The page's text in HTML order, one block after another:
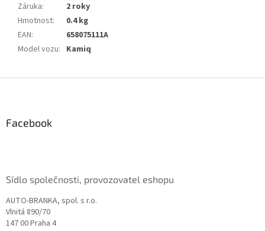
Záruka:
2 roky
Hmotnost:
0.4 kg
EAN:
658075111A
Model vozu: Kamiq
Facebook
Sídlo společnosti, provozovatel eshopu
AUTO-BRANKA, spol. s r.o.
Vlnitá 890/70
147 00 Praha 4